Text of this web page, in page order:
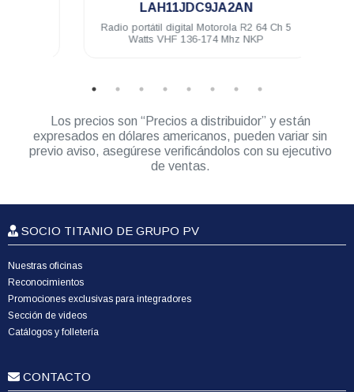
LAH11JDC9JA2AN
Radio portátil digital Motorola R2 64 Ch 5
Watts VHF 136-174 Mhz NKP
Los precios son “Precios a distribuidor” y están
expresados en dólares americanos, pueden variar sin
previo aviso, asegúrese verificándolos con su ejecutivo
de ventas.
SOCIO TITANIO DE GRUPO PV
Nuestras oficinas
Reconocimientos
Promociones exclusivas para integradores
Sección de videos
Catálogos y folletería
CONTACTO